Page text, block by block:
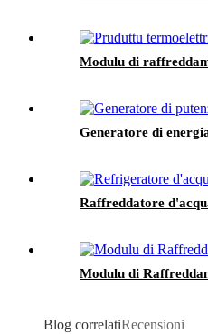
Modulu di
Generatore di
Raffreddatore
Modulu di
Blog correlatiRecensioni